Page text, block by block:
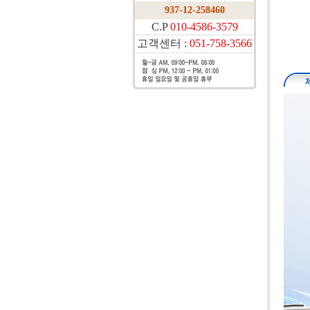
937-12-258460
C.P010-4586-3579
고객센터 : 051-758-3566